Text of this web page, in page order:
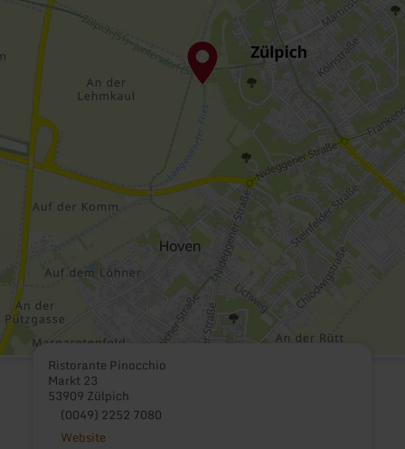
Ristorante Pinocchio
Markt 23
53909 Zülpich
(0049) 2252 7080
Website